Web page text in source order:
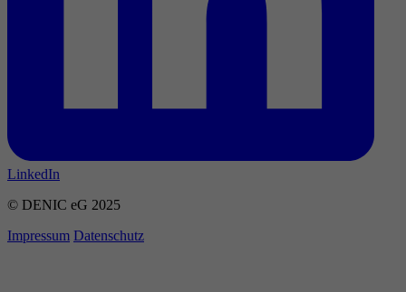
LinkedIn
© DENIC eG 2025
Impressum Datenschutz